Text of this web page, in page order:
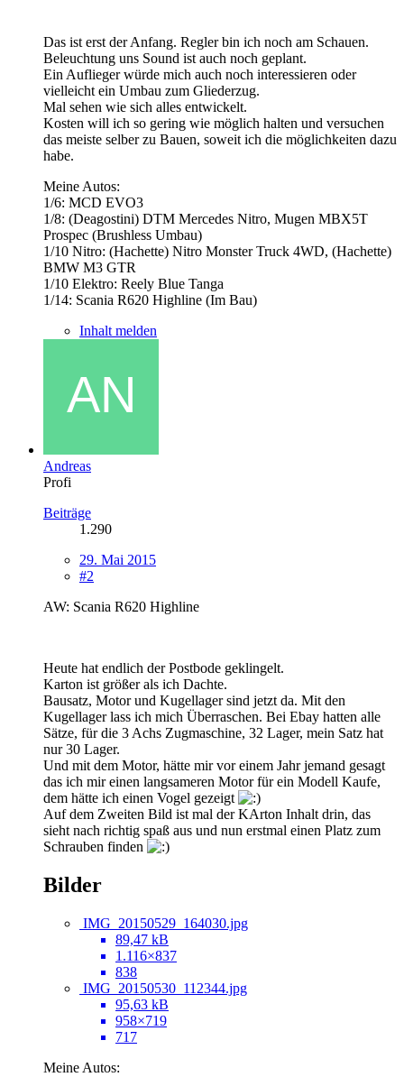
Das ist erst der Anfang. Regler bin ich noch am Schauen.
Beleuchtung uns Sound ist auch noch geplant.
Ein Auflieger würde mich auch noch interessieren oder
vielleicht ein Umbau zum Gliederzug.
Mal sehen wie sich alles entwickelt.
Kosten will ich so gering wie möglich halten und versuchen
das meiste selber zu Bauen, soweit ich die möglichkeiten dazu
habe.
Meine Autos:
1/6: MCD EVO3
1/8: (Deagostini) DTM Mercedes Nitro, Mugen MBX5T
Prospec (Brushless Umbau)
1/10 Nitro: (Hachette) Nitro Monster Truck 4WD, (Hachette)
BMW M3 GTR
1/10 Elektro: Reely Blue Tanga
1/14: Scania R620 Highline (Im Bau)
Inhalt melden
Andreas
Profi
Beiträge
1.290
29. Mai 2015
#2
AW: Scania R620 Highline
Heute hat endlich der Postbode geklingelt.
Karton ist größer als ich Dachte.
Bausatz, Motor und Kugellager sind jetzt da. Mit den
Kugellager lass ich mich Überraschen. Bei Ebay hatten alle
Sätze, für die 3 Achs Zugmaschine, 32 Lager, mein Satz hat
nur 30 Lager.
Und mit dem Motor, hätte mir vor einem Jahr jemand gesagt
das ich mir einen langsameren Motor für ein Modell Kaufe,
dem hätte ich einen Vogel gezeigt
Auf dem Zweiten Bild ist mal der KArton Inhalt drin, das
sieht nach richtig spaß aus und nun erstmal einen Platz zum
Schrauben finden
Bilder
IMG_20150529_164030.jpg
89,47 kB
1.116×837
838
IMG_20150530_112344.jpg
95,63 kB
958×719
717
Meine Autos: